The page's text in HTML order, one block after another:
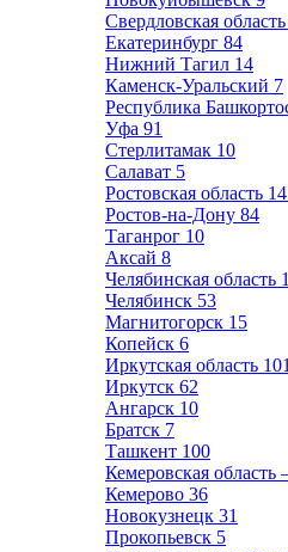
Свердловская область
Екатеринбург 84
Нижний Тагил 14
Каменск-Уральский 7
Республика
Уфа 91
Стерлитамак 10
Салават 5
Ростовская область
Ростов-на-Дону 84
Таганрог 10
Аксай 8
Челябинская область
Челябинск 53
Магнитогорск 15
Копейск 6
Иркутская область 101
Иркутск 62
Ангарск 10
Братск 7
Ташкент 100
Кемеровская область
Кемерово 36
Новокузнецк 31
Прокопьевск 5